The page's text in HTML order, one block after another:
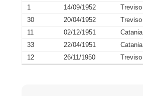
1
14/09/1952 Treviso
30
20/04/1952 Treviso
11
02/12/1951 Catania
33
22/04/1951 Catania
12
26/11/1950 Treviso